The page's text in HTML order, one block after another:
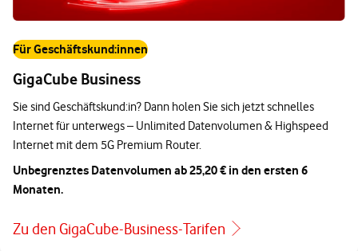
Für Geschäftskund:innen
GigaCube Business
Sie sind Geschäftskund:in? Dann holen Sie sich jetzt schnelles
Internet für unterwegs – Unlimited Datenvolumen & Highspeed
Internet mit dem 5G Premium Router.
Unbegrenztes Datenvolumen ab 25,20 € in den ersten 6
Monaten.
Zu den GigaCube-Business-Tarifen